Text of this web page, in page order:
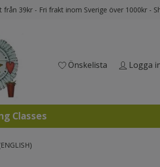
från 39kr - Fri frakt inom Sverige över 1000kr -
Önskelista Logga
Classes